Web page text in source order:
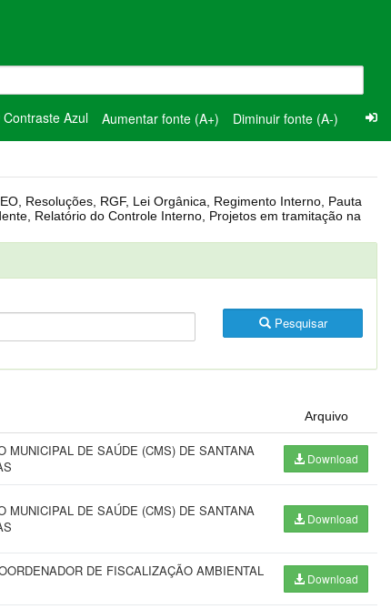
Contraste Azul Aumentar fonte (A+) Diminuir fonte (A-)
Pesquisar
Arquivo
MUNICIPAL DE SAÚDE (CMS) DE SANTANA
Download
MUNICIPAL DE SAÚDE (CMS) DE SANTANA
Download
DE FISCALIZAÇÃO AMBIENTAL
Download